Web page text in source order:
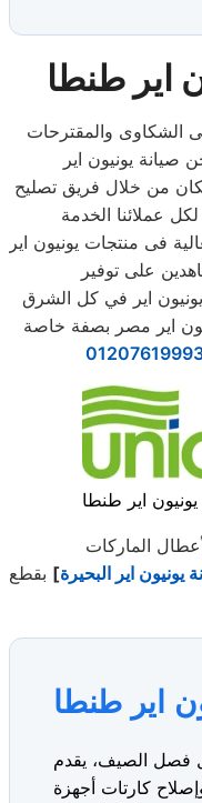
اير طنطا
الشكاوى والمقترحات
صيانة يونيون اير
من خلال فريق تصليح
عملائنا الخدمة
فى منتجات يونيون اير
على توفير
اير في كل الشرق
اير مصر بصفة خاصة
اير طنطا
الماركات
يونيون اير البحيرة] بقطع
اير طنطا
فصل الصيف، يقدم
كارتات أجهزة